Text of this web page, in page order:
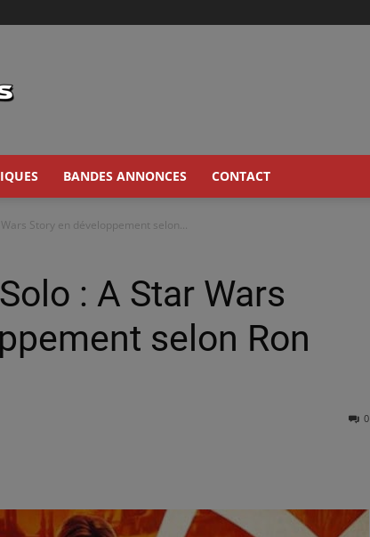
BANDES ANNONCES CONTACT
Story en développement selon...
: A Star Wars
selon Ron
0